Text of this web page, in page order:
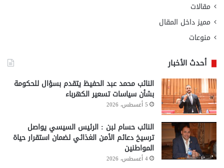
مقالات
مميز داخل المقال
منوعات
أحدث الأخبار
النائب محمد عبد الحفيظ يتقدم بسؤال للحكومة
بشأن سياسات تسعير الكهرباء
5 أغسطس، 2026
النائب حسام لبن : الرئيس السيسي يواصل
ترسيخ دعائم الأمن الغذائي لضمان استقرار حياة
المواطنين
4 أغسطس، 2026